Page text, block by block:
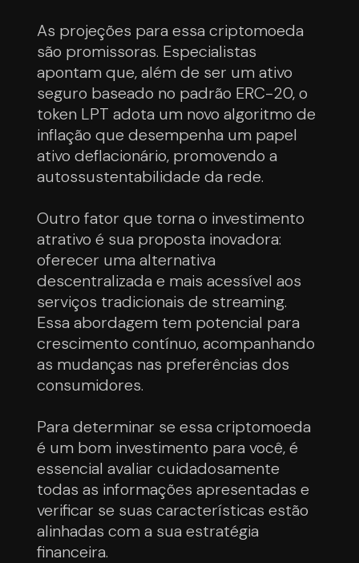
As projeções para essa criptomoeda
são promissoras. Especialistas
apontam que, além de ser um ativo
seguro baseado no padrão ERC-20, o
token LPT adota um novo algoritmo de
inflação que desempenha um papel
ativo deflacionário, promovendo a
autossustentabilidade da rede.
Outro fator que torna o investimento
atrativo é sua proposta inovadora:
oferecer uma alternativa
descentralizada e mais acessível aos
serviços tradicionais de streaming.
Essa abordagem tem potencial para
crescimento contínuo, acompanhando
as mudanças nas preferências dos
consumidores.
Para determinar se essa criptomoeda
é um bom investimento para você, é
essencial avaliar cuidadosamente
todas as informações apresentadas e
verificar se suas características estão
alinhadas com a sua estratégia
financeira.